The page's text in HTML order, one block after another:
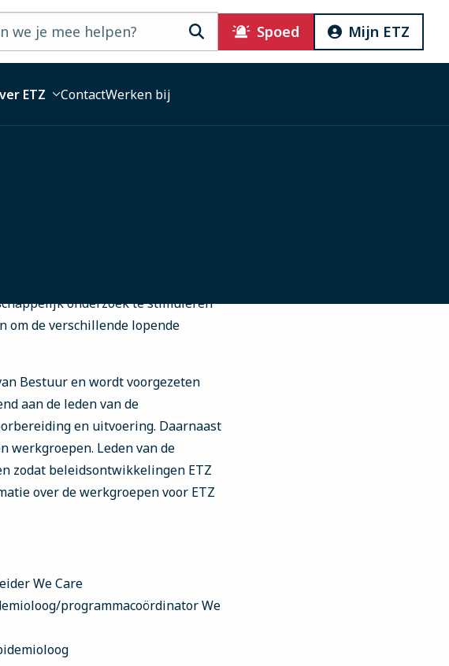
Zoeken Spoed Mijn ETZ
ETZ ContactWerken bij
onderzoek te stimuleren
om de verschillende lopende
Bestuur en wordt voorgezeten
aan de leden van de
en uitvoering. Daarnaast
werkgroepen. Leden van de
zodat beleidsontwikkelingen ETZ
over de werkgroepen voor ETZ
We Care
programmacoördinator We